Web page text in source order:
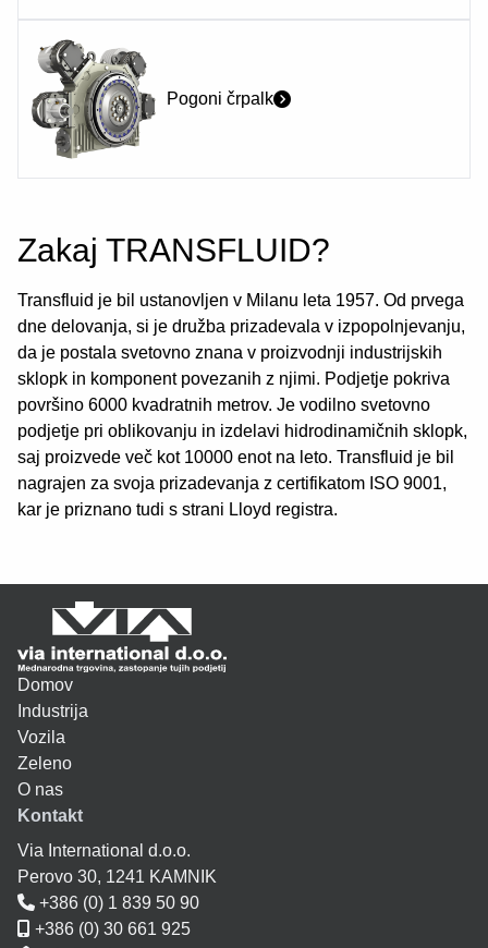
Pogoni črpalk
Zakaj TRANSFLUID?
Transfluid je bil ustanovljen v Milanu leta 1957. Od prvega
dne delovanja, si je družba prizadevala v izpopolnjevanju,
da je postala svetovno znana v proizvodnji industrijskih
sklopk in komponent povezanih z njimi. Podjetje pokriva
površino 6000 kvadratnih metrov. Je vodilno svetovno
podjetje pri oblikovanju in izdelavi hidrodinamičnih sklopk,
saj proizvede več kot 10000 enot na leto. Transfluid je bil
nagrajen za svoja prizadevanja z certifikatom ISO 9001,
kar je priznano tudi s strani Lloyd registra.
Domov
Industrija
Vozila
Zeleno
O nas
Kontakt
Via International d.o.o.
Perovo 30, 1241 KAMNIK
+386 (0) 1 839 50 90
+386 (0) 30 661 925